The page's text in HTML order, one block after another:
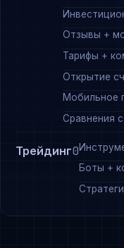
Отзывы +
Тарифы +
Открытие
Мобильное
Сравнения
Трейдинг0
Боты +